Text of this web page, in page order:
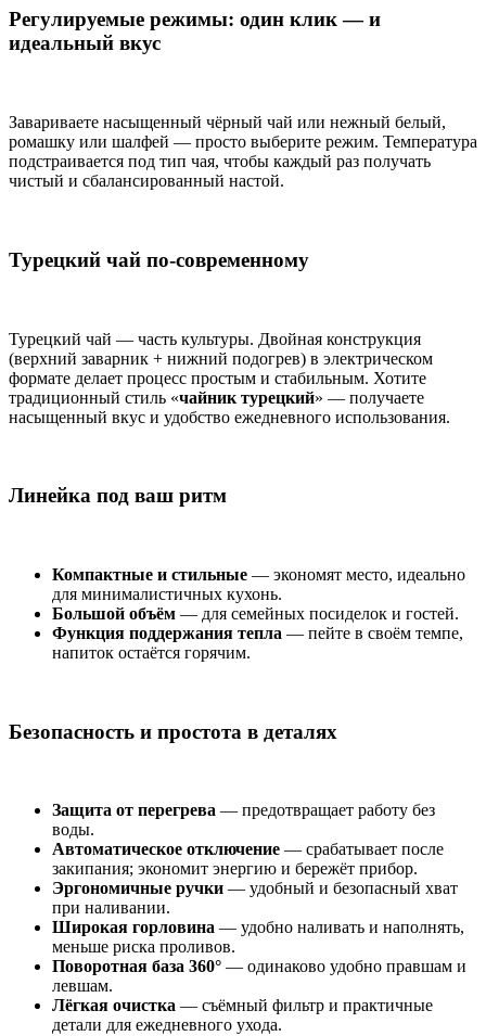
Регулируемые режимы: один клик — и
идеальный вкус
Завариваете насыщенный чёрный чай или нежный белый,
ромашку или шалфей — просто выберите режим. Температура
подстраивается под тип чая, чтобы каждый раз получать
чистый и сбалансированный настой.
Турецкий чай по-современному
Турецкий чай — часть культуры. Двойная конструкция
(верхний заварник + нижний подогрев) в электрическом
формате делает процесс простым и стабильным. Хотите
традиционный стиль «чайник турецкий» — получаете
насыщенный вкус и удобство ежедневного использования.
Линейка под ваш ритм
Компактные и стильные — экономят место, идеально
для минималистичных кухонь.
Большой объём — для семейных посиделок и гостей.
Функция поддержания тепла — пейте в своём темпе,
напиток остаётся горячим.
Безопасность и простота в деталях
Защита от перегрева — предотвращает работу без
воды.
Автоматическое отключение — срабатывает после
закипания; экономит энергию и бережёт прибор.
Эргономичные ручки — удобный и безопасный хват
при наливании.
Широкая горловина — удобно наливать и наполнять,
меньше риска проливов.
Поворотная база 360° — одинаково удобно правшам и
левшам.
Лёгкая очистка — съёмный фильтр и практичные
детали для ежедневного ухода.